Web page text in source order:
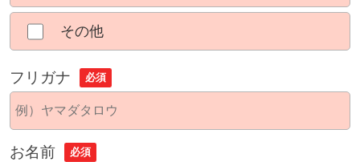
その他
フリガナ 必須
お名前 必須